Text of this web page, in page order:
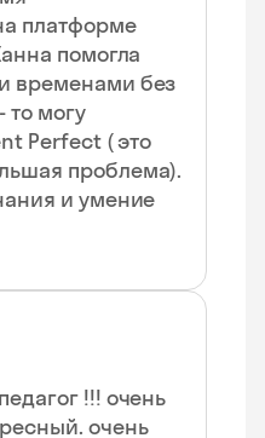
платформе
помогла
временами без
то могу
Perfect ( это
проблема).
и умение
!!! очень
очень